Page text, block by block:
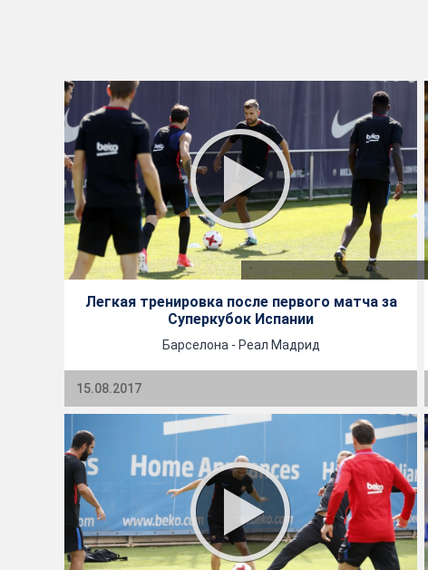
Легкая тренировка после первого матча за
Суперкубок Испании
Барселона - Реал Мадрид
15.08.2017